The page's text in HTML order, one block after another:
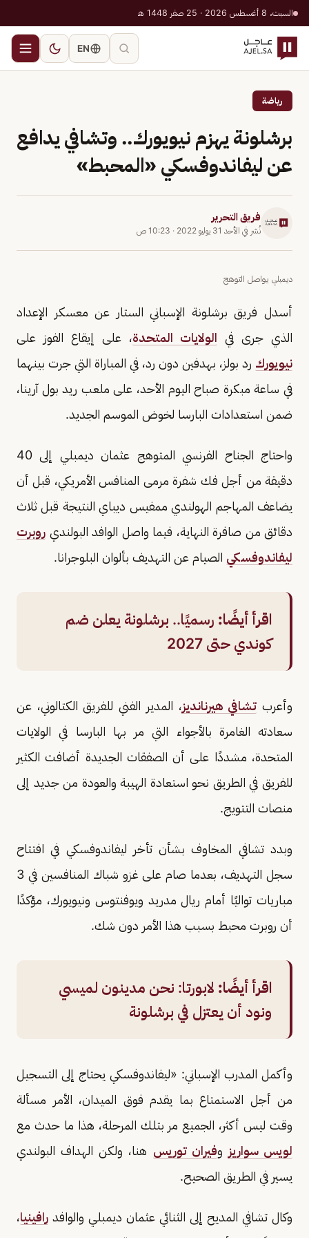
السبت، 8 أغسطس 2026 · 25 صفر 1448 هـ
EN
رياضة
برشلونة يهزم نيويورك.. وتشافي يدافع
عن ليفاندوفسكي «المحبط»
فريق التحرير
نُشر في الأحد 31 يوليو 2022 · 10:23 ص
ديمبلي يواصل التوهج
أسدل فريق برشلونة الإسباني الستار عن معسكر الإعداد
الذي جرى في الولايات المتحدة، على إيقاع الفوز على
نيويورك رد بولز، بهدفين دون رد، في المباراة التي جرت بينهما
في ساعة مبكرة صباح اليوم الأحد، على ملعب ريد بول آرينا،
ضمن استعدادات البارسا لخوض الموسم الجديد.
واحتاج الجناح الفرنسي المتوهج عثمان ديمبلي إلى 40
دقيقة من أجل فك شفرة مرمى المنافس الأمريكي، قبل أن
يضاعف المهاجم الهولندي ممفيس ديباي النتيجة قبل ثلاث
دقائق من صافرة النهاية، فيما واصل الوافد البولندي روبرت
ليفاندوفسكي الصيام عن التهديف بألوان البلوجرانا.
اقرأ أيضًا: رسميًا.. برشلونة يعلن ضم
كوندي حتى 2027
وأعرب تشافي هيرنانديز، المدير الفني للفريق الكتالوني، عن
سعادته الغامرة بالأجواء التي مر بها البارسا في الولايات
المتحدة، مشددًا على أن الصفقات الجديدة أضافت الكثير
للفريق في الطريق نحو استعادة الهيبة والعودة من جديد إلى
منصات التتويج.
وبدد تشافي المخاوف بشأن تأخر ليفاندوفسكي في افتتاح
سجل التهديف، بعدما صام على غزو شباك المنافسين في 3
مباريات تواليًا أمام ريال مدريد ويوفنتوس ونيويورك، مؤكدًا
أن روبرت محبط بسبب هذا الأمر دون شك.
اقرأ أيضًا: لابورتا: نحن مدينون لميسي
ونود أن يعتزل في برشلونة
وأكمل المدرب الإسباني: «ليفاندوفسكي يحتاج إلى التسجيل
من أجل الاستمتاع بما يقدم فوق الميدان، الأمر مسألة
وقت ليس أكثر، الجميع مر بتلك المرحلة، هذا ما حدث مع
لويس سواريز وفيران توريس هنا، ولكن الهداف البولندي
يسير في الطريق الصحيح.
وكال تشافي المديح إلى الثنائي عثمان ديمبلي والوافد رافينيا،